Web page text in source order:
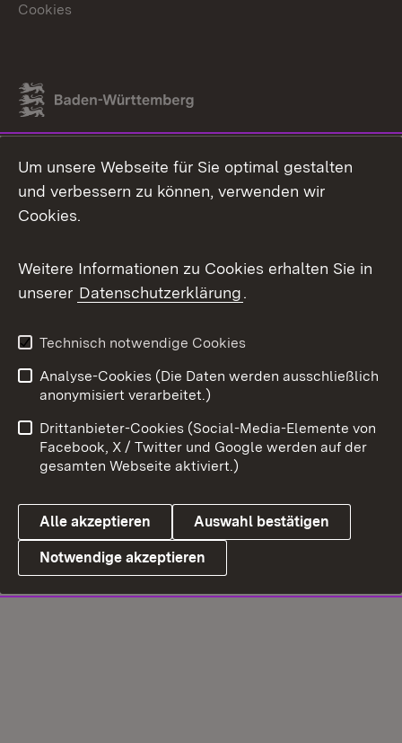
Link zum Landesportal
Cookies
Um unsere Webseite für Sie optimal gestalten
und verbessern zu können, verwenden wir
Cookies.
Weitere Informationen zu Cookies erhalten Sie in
unserer Datenschutzerklärung.
Technisch notwendige Cookies
Analyse-Cookies (Die Daten werden ausschließlich
anonymisiert verarbeitet.)
Drittanbieter-Cookies (Social-Media-Elemente von
Facebook, X / Twitter und Google werden auf der
gesamten Webseite aktiviert.)
Alle akzeptieren Auswahl bestätigen
Notwendige akzeptieren